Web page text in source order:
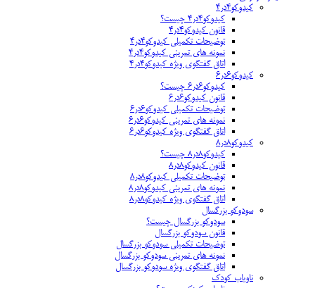
کیدوکو۴در۴
کیدوکو۴در۴ چیست؟
قانون کیدوکو۴در۴
توضیحات تکمیلی کیدوکو۴در۴
نمونه های تمرینی کیدوکو۴در۴
اتاق گفتگوی ویژه کیدوکو۴در۴
کیدوکو۶در۶
کیدوکو۶در۶ چیست؟
قانون کیدوکو۶در۶
توضیحات تکمیلی کیدوکو۶در۶
نمونه های تمرینی کیدوکو۶در۶
اتاق گفتگوی ویژه کیدوکو۶در۶
کیدوکو۸در۸
کیدوکو۸در۸ چیست؟
قانون کیدوکو۸در۸
توضیحات تکمیلی کیدوکو۸در۸
نمونه های تمرینی کیدوکو۸در۸
اتاق گفتگوی ویژه کیدوکو۸در۸
سودوکو بزرگسال
سودوکو بزرگسال چیست؟
قانون سودوکو بزرگسال
توضیحات تکمیلی سودوکو بزرگسال
نمونه های تمرینی سودوکو بزرگسال
اتاق گفتگوی ویژه سودوکو بزرگسال
ناویاب کودک